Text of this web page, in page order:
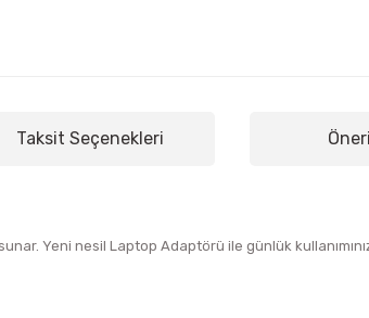
Taksit Seçenekleri
Yeni nesil Laptop Adaptörü ile günlük